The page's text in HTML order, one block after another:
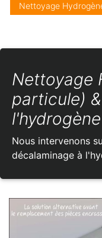
Nettoyage
Nettoyage
particule)
Nous intervenons
décalaminage à